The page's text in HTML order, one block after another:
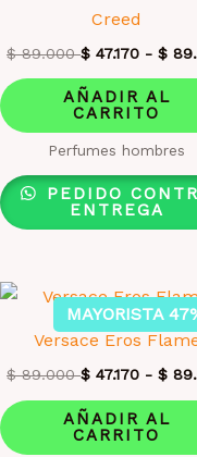
Creed
$89.000 $ 47.170 - $
AÑADIR AL
CARRITO
Perfumes hombres
PEDIDO
ENTREGA
MAYORISTA
Versace Eros
$89.000 $ 47.170 - $
AÑADIR AL
CARRITO